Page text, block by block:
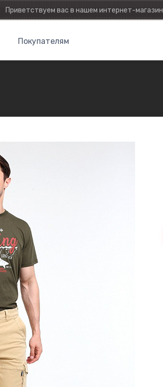
Приветствуем вас в нашем интернет-
Покупателям